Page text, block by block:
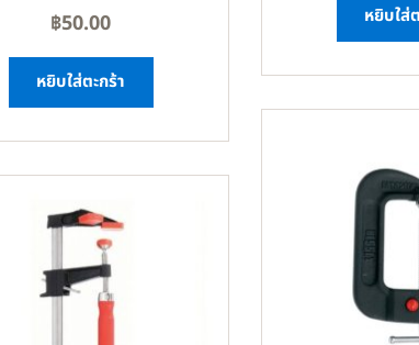
฿50.00
หยิบใส่ตะกร้า
หยิบใส่